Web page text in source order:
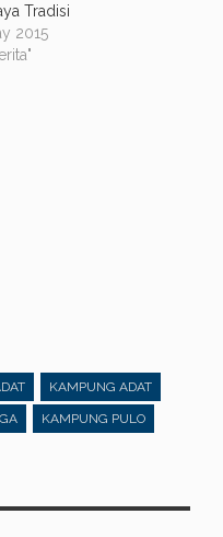
Tradisi
2015
KAMPUNG ADAT
KAMPUNG PULO